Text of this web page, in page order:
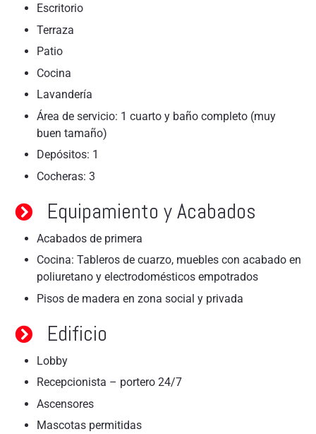
Escritorio
Terraza
Patio
Cocina
Lavandería
Área de servicio: 1 cuarto y baño completo (muy
buen tamaño)
Depósitos: 1
Cocheras: 3
Equipamiento y Acabados
Acabados de primera
Cocina: Tableros de cuarzo, muebles con acabado en
poliuretano y electrodomésticos empotrados
Pisos de madera en zona social y privada
Edificio
Lobby
Recepcionista – portero 24/7
Ascensores
Mascotas permitidas